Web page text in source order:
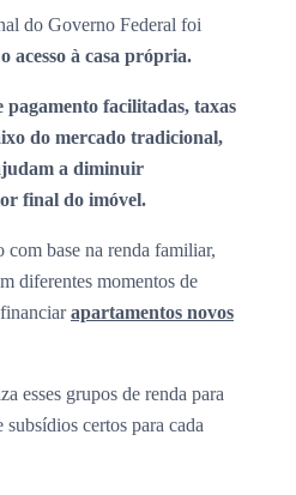
do Governo Federal foi
acesso à casa própria.
pagamento facilitadas, taxas
do mercado tradicional,
a diminuir
final do imóvel.
com base na renda familiar,
diferentes momentos de
apartamentos novos
esses grupos de renda para
certos para cada